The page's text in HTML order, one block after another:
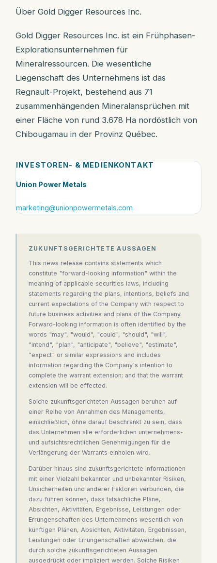
Über Gold Digger Resources Inc.
Gold Digger Resources Inc. ist ein Frühphasen-
Explorationsunternehmen für
Mineralressourcen. Die wesentliche
Liegenschaft des Unternehmens ist das
Regnault-Projekt, bestehend aus 71
zusammenhängenden Mineralansprüchen mit
einer Fläche von rund 3.678 Ha nordöstlich von
Chibougamau in der Provinz Québec.
INVESTOREN- & MEDIENKONTAKT
Union Power Metals
marketing@unionpowermetals.com
ZUKUNFTSGERICHTETE AUSSAGEN
This news release contains statements which
constitute "forward-looking information" within the
meaning of applicable securities laws, including
statements regarding the plans, intentions, beliefs and
current expectations of the Company with respect to
future business activities and plans of the Company.
Forward-looking information is often identified by the
words "may", "would", "could", "should", "will",
"intend", "plan", "anticipate", "believe", "estimate",
"expect" or similar expressions and includes
information regarding the Company's intention to
complete the warrant extension; and that the warrant
extension will be effected.
Solche zukunftsgerichteten Aussagen beruhen auf
einer Reihe von Annahmen des Managements,
einschließlich, ohne darauf beschränkt zu sein, dass
das Unternehmen alle erforderlichen unternehmens-
und aufsichtsrechtlichen Genehmigungen für die
Verlängerung der Warrants einholen wird.
Darüber hinaus sind zukunftsgerichtete Informationen
mit einer Vielzahl bekannter und unbekannter Risiken,
Unsicherheiten und anderer Faktoren verbunden, die
dazu führen können, dass tatsächliche Pläne,
Absichten, Aktivitäten, Ergebnisse, Leistungen oder
Errungenschaften des Unternehmens wesentlich von
künftigen Plänen, Absichten, Aktivitäten, Ergebnissen,
Leistungen oder Errungenschaften abweichen, die
durch solche zukunftsgerichteten Aussagen
ausgedrückt oder impliziert werden. Solche Risiken